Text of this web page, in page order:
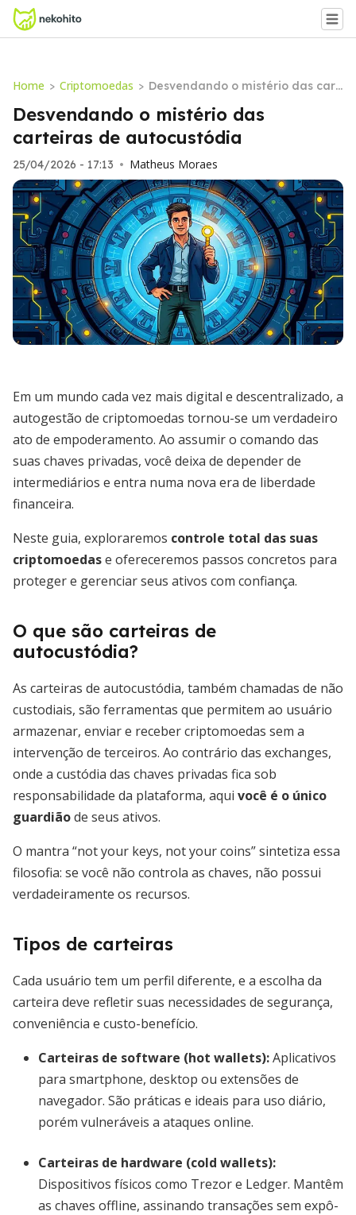
Home > Criptomoedas > Desvendando o mistério das cart
eiras de autocustódia
Desvendando o mistério das
carteiras de autocustódia
25/04/2026 - 17:13 • Matheus Moraes
Em um mundo cada vez mais digital e descentralizado, a
autogestão de criptomoedas tornou-se um verdadeiro
ato de empoderamento. Ao assumir o comando das
suas chaves privadas, você deixa de depender de
intermediários e entra numa nova era de liberdade
financeira.
Neste guia, exploraremos controle total das suas
criptomoedase ofereceremos passos concretos para
proteger e gerenciar seus ativos com confiança.
O que são carteiras de
autocustódia?
As carteiras de autocustódia, também chamadas de não
custodiais, são ferramentas que permitem ao usuário
armazenar, enviar e receber criptomoedas sem a
intervenção de terceiros. Ao contrário das exchanges,
onde a custódia das chaves privadas fica sob
responsabilidade da plataforma, aqui você é o único
guardiãode seus ativos.
O mantra “not your keys, not your coins” sintetiza essa
filosofia: se você não controla as chaves, não possui
verdadeiramente os recursos.
Tipos de carteiras
Cada usuário tem um perfil diferente, e a escolha da
carteira deve refletir suas necessidades de segurança,
conveniência e custo-benefício.
Carteiras de software (hot wallets):Aplicativos
para smartphone, desktop ou extensões de
navegador. São práticas e ideais para uso diário,
porém vulneráveis a ataques online.
Carteiras de hardware (cold wallets):
Dispositivos físicos como Trezor e Ledger. Mantêm
as chaves offline, assinando transações sem expô-